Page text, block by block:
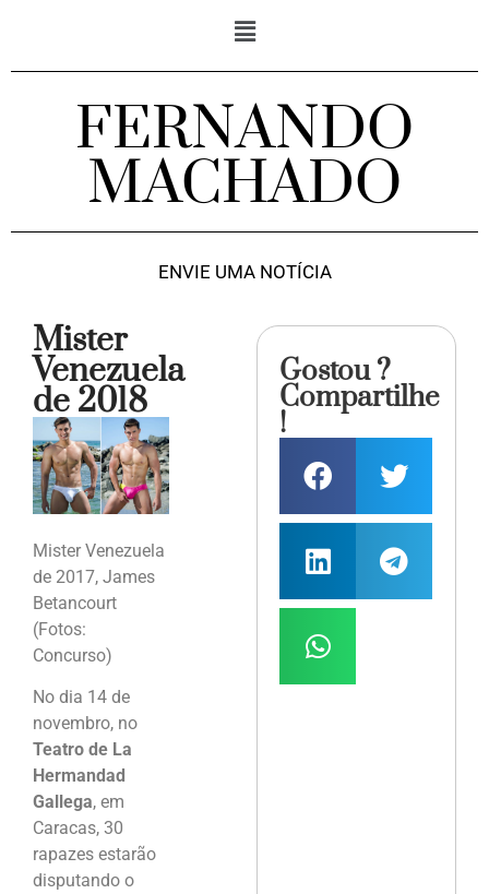
FERNANDO
MACHADO
ENVIE UMA NOTÍCIA
Mister
Venezuela
de 2018
Mister Venezuela
de 2017, James
Betancourt
(Fotos:
Concurso)
No dia 14 de
novembro, no
Teatro de La
Hermandad
Gallega, em
Caracas, 30
rapazes estarão
disputando o
Gostou ?
Compartilhe
!